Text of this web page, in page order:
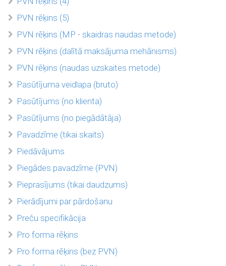
PVN rēķins (5)
PVN rēķins (MP - skaidras naudas metode)
PVN rēķins (dalītā maksājuma mehānisms)
PVN rēķins (naudas uzskaites metode)
Pasūtījuma veidlapa (bruto)
Pasūtījums (no klienta)
Pasūtījums (no piegādātāja)
Pavadzīme (tikai skaits)
Piedāvājums
Piegādes pavadzīme (PVN)
Pieprasījums (tikai daudzums)
Pierādījumi par pārdošanu
Preču specifikācija
Pro forma rēķins
Pro forma rēķins (bez PVN)